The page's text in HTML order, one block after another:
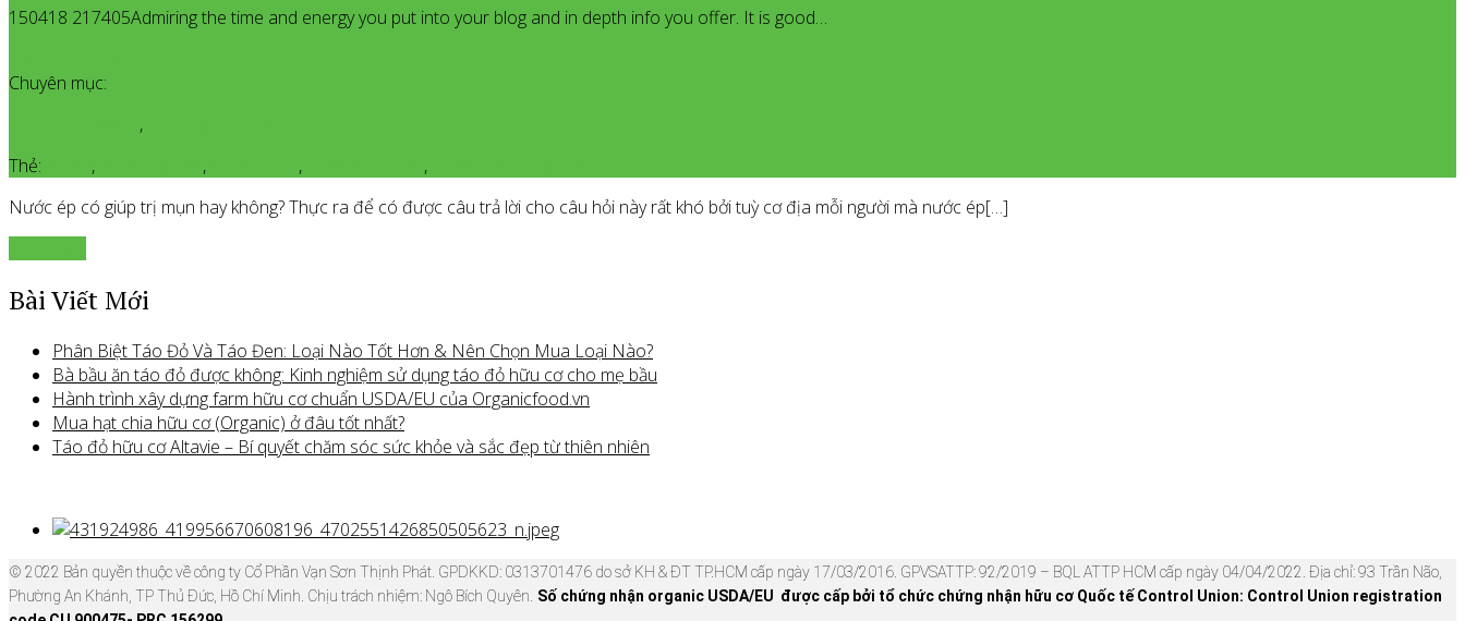
150418 217405Admiring the time and energy you put into your blog and in depth info you offer. It is good…
Chuyên mục:
,
Thẻ:
, , , ,
Nước ép có giúp trị mụn hay không? Thực ra để có được câu trả lời cho câu hỏi này rất khó bởi tuỳ cơ địa mỗi người mà nước ép[…]
Bài Viết Mới
Phân Biệt Táo Đỏ Và Táo Đen: Loại Nào Tốt Hơn & Nên Chọn Mua Loại Nào?
Bà bầu ăn táo đỏ được không: Kinh nghiệm sử dụng táo đỏ hữu cơ cho mẹ bầu
Hành trình xây dựng farm hữu cơ chuẩn USDA/EU của Organicfood.vn
Mua hạt chia hữu cơ (Organic) ở đâu tốt nhất?
Táo đỏ hữu cơ Altavie – Bí quyết chăm sóc sức khỏe và sắc đẹp từ thiên nhiên
© 2022 Bản quyền thuộc về công ty Cổ Phần Vạn Sơn Thịnh Phát. GPDKKD: 0313701476 do sở KH & ĐT TP.HCM cấp ngày 17/03/2016. GPVSATTP: 92/2019 – BQL ATTP HCM cấp ngày 04/04/2022. Địa chỉ: 93 Trần Não,
Phường An Khánh, TP Thủ Đức, Hồ Chí Minh. Chịu trách nhiệm: Ngô Bích Quyên. Số chứng nhận organic USDA/EU được cấp bởi tổ chức chứng nhận hữu cơ Quốc tế Control Union: Control Union registration